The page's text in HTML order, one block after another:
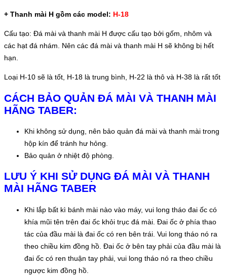
+ Thanh mài H gồm các model: H-18
Cấu tạo: Đá mài và thanh mài H được cấu tạo bởi gốm, nhôm và
các hạt đá nhám. Nên các đá mài và thanh mài H sẽ không bị hết
hạn.
Loại H-10 sẽ là tốt, H-18 là trung bình, H-22 là thô và H-38 là rất tốt
CÁCH BẢO QUẢN ĐÁ MÀI VÀ THANH MÀI
HÃNG TABER:
Khi không sử dụng, nên bảo quản đá mài và thanh mài trong
hộp kín để tránh hư hỏng.
Bảo quản ở nhiệt độ phòng.
LƯU Ý KHI SỬ DỤNG ĐÁ MÀI VÀ THANH
MÀI HÃNG TABER
Khi lắp bất kì bánh mài nào vào máy, vui long tháo đai ốc có
khía mũi tên trên đai ốc khỏi trục đá mài. Đai ốc ở phía thao
tác của đầu mài là đai ốc có ren bên trái. Vui long tháo nó ra
theo chiều kim đồng hồ. Đai ốc ở bên tay phải của đầu mài là
đai ốc có ren thuận tay phải, vui long tháo nó ra theo chiều
ngược kim đồng hồ.